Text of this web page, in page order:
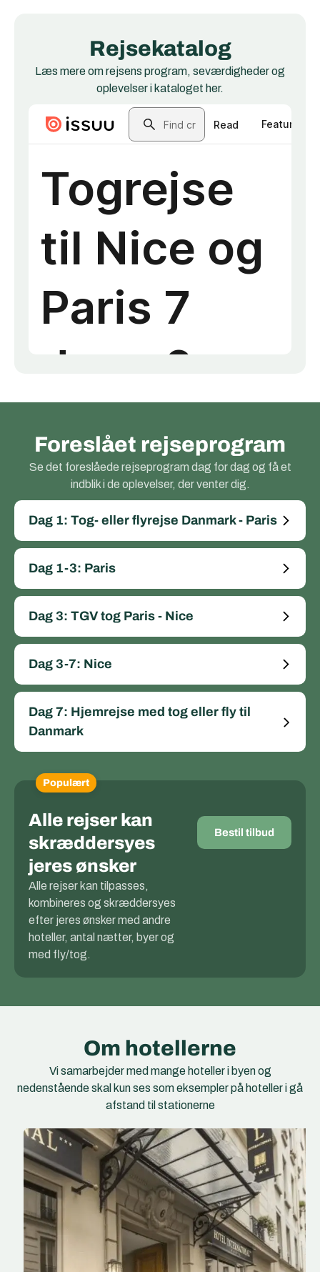
Rejsekatalog
Læs mere om rejsens program, seværdigheder og
oplevelser i kataloget her.
Foreslået rejseprogram
Se det foreslåede rejseprogram dag for dag og få et
indblik i de oplevelser, der venter dig.
Dag 1: Tog- eller flyrejse Danmark - Paris
Dag 1-3: Paris
Dag 3: TGV tog Paris - Nice
Dag 3-7: Nice
Dag 7: Hjemrejse med tog eller fly til
Danmark
Populært
Alle rejser kan
skræddersyes
jeres ønsker
Alle rejser kan tilpasses,
kombineres og skræddersyes
efter jeres ønsker med andre
hoteller, antal nætter, byer og
med fly/tog.
Bestil tilbud
Om hotellerne
Vi samarbejder med mange hoteller i byen og
nedenstående skal kun ses som eksempler på hoteller i gå
afstand til stationerne